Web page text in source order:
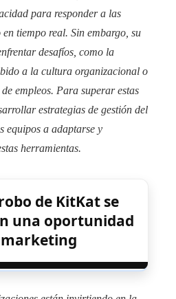
para responder a las
tiempo real. Sin embargo, su
desafíos, como la
a la cultura organizacional o
empleos. Para superar estas
estrategias de gestión del
equipos a adaptarse y
herramientas.​
de KitKat se
una oportunidad